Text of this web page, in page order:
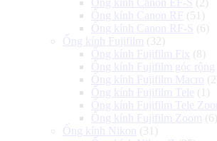
Ống kính Canon RF
(51)
Ống kính Canon RF-S (6)
Ống kính Fujifilm (32)
Ống kính Fujifilm Fix (8)
Ống kính Fujifilm góc rộng
Ống kính Fujifilm Macro
Ống kính Fujifilm Tele (1)
Ống kính Fujifilm Tele
Ống kính Fujifilm Zoom (6)
Ống kính Nikon
(31)